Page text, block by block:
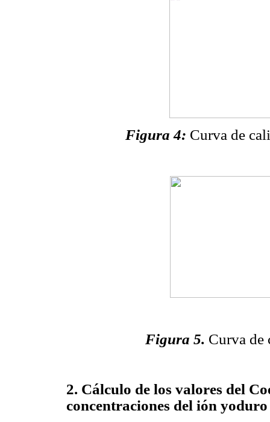
Figura 4: Curva de
Figura 5. Curva
2. Cálculo de los valores del
concentraciones del ión